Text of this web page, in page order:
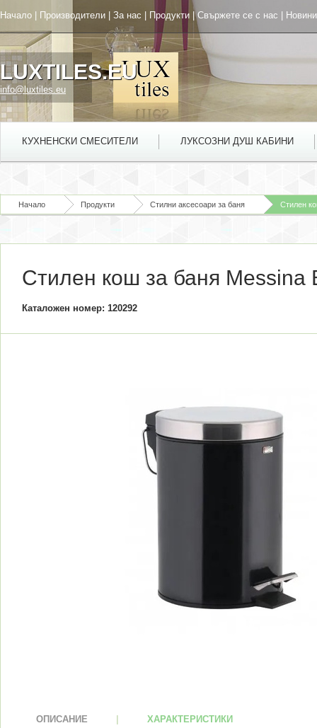
Начало Производители За нас Продукти |Свържете се с нас Новини
LUXTILES.EU
info@luxtiles.eu
КУХНЕНСКИ СМЕСИТЕЛИ ЛУКСОЗНИ ДУШ КАБИНИ
Начало Продукти Стилни аксесоари за баня Стилен
Стилен кош за баня Messina
Каталожен номер: 120292
ОПИСАНИЕ ХАРАКТЕРИСТИКИ